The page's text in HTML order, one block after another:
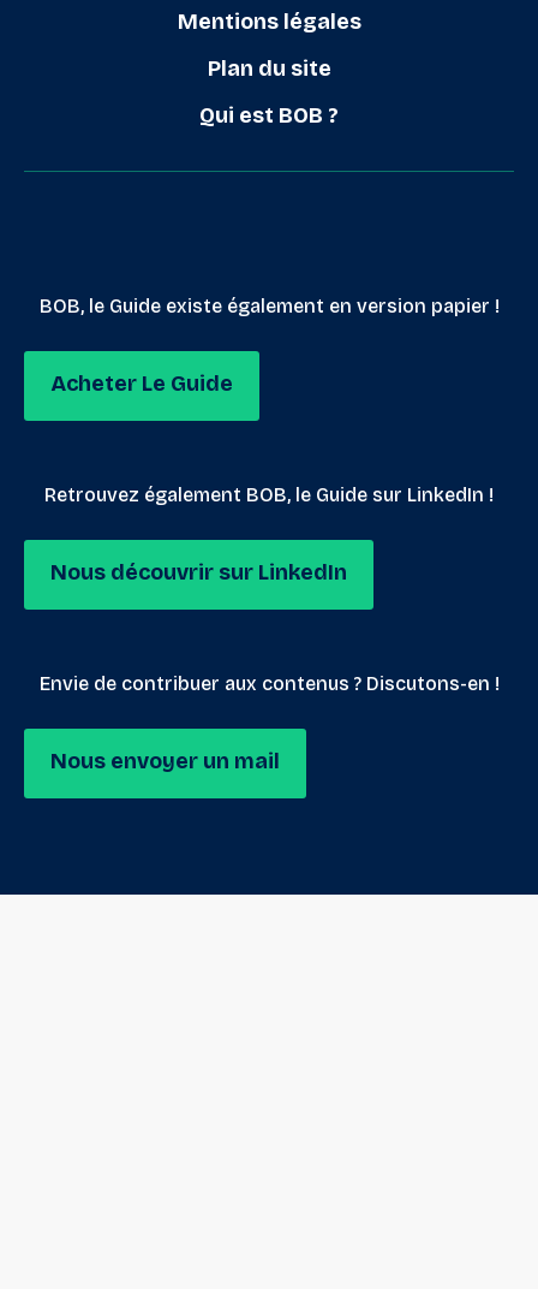
Mentions légales
Plan du site
Qui est BOB ?
BOB, le Guide existe également en version papier !
Acheter Le Guide
Retrouvez également BOB, le Guide sur LinkedIn !
Nous découvrir sur LinkedIn
Envie de contribuer aux contenus ? Discutons-en !
Nous envoyer un mail